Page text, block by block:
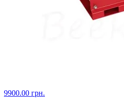
9900.00 грн.